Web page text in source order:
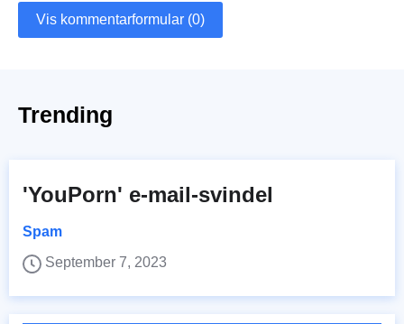
Vis kommentarformular (0)
Trending
'YouPorn' e-mail-svindel
Spam
September 7, 2023